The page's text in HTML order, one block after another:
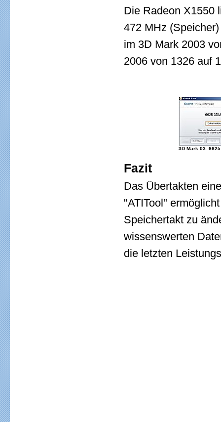
Die Radeon X1550
472 MHz
im 3D Mark 2003
2006 von 1326 auf
3D Mark 03:
Fazit
Das Übertakten
"ATITool"
Speichertakt zu
wissenswerten
die letzten